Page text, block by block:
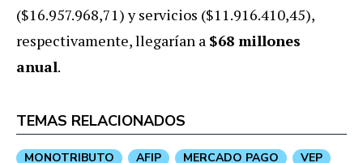
($16.957.968,71) y servicios ($11.916.410,45),
respectivamente, llegarían a $68 millones
anual.
TEMAS RELACIONADOS
MONOTRIBUTO AFIP MERCADO PAGO VEP